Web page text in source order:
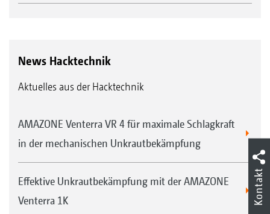
News Hacktechnik
Aktuelles aus der Hacktechnik
AMAZONE Venterra VR 4 für maximale Schlagkraft
in der mechanischen Unkrautbekämpfung
Effektive Unkrautbekämpfung mit der AMAZONE
Venterra 1K
Kontakt